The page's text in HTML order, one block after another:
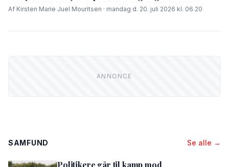
Af Kirsten Marie Juel Mouritsen · mandag d. 20. juli 2026 kl. 06.20
SAMFUND Se alle →
Politikere går til kamp mod